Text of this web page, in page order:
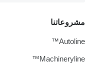
مشروعاتنا
Autoline™
Machineryline™